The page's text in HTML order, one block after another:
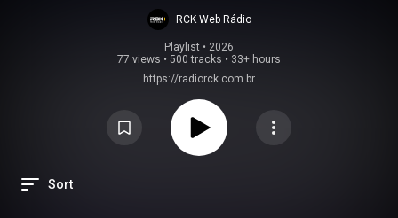
RCK Web Rádio
Playlist • 2026
77 views • 500 tracks • 33+ hours
https://radiorck.com.br
Sort